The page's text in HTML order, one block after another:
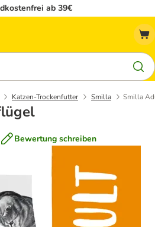
ab 39€
Katzen-Trockenfutter Smilla Smilla
Bewertung schreiben